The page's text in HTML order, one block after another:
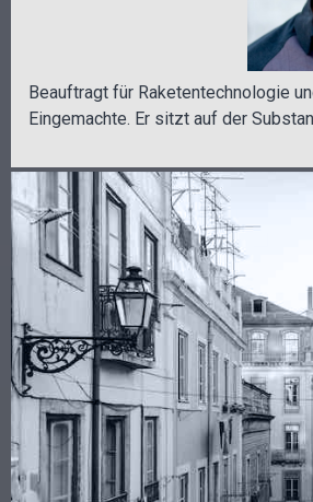
Beauftragt für Raketentechnologie
Eingemachte. Er sitzt auf der